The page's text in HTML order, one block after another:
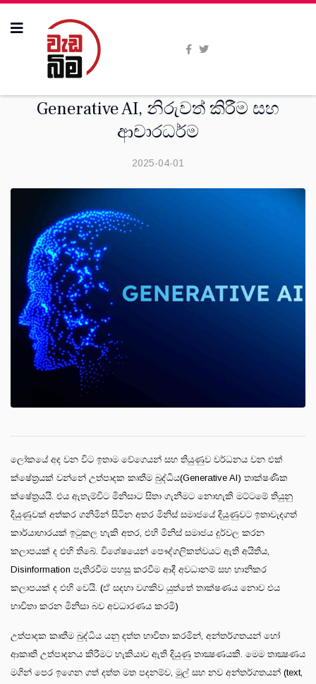
Generative AI, නිරුවත් කිරීම සහ
ආචාරධර්ම
2025-04-01
ලෝකයේ අද වන විට ඉතාම වේගෙයන් සහ තියුණුව වර්ධනය වන එක්
ක්ෂේත්‍රයක් වන්නේ උත්පාදක කෘතීම බුද්ධිය(Generative AI) තාක්ෂණික
ක්ෂේත්‍රයයි. එය ඇතැම්විට මිනිසාට සිතා ගැනීමට නොහැකි මට්ටමේ තියුනු
දියුණුවක් අත්කර ගනිමින් සිටින අතර මිනිස් සමාජයේ දියුණුවට ඉතාවැදගත්
කාර්යාභාරයක් ඉටුකල හැකි අතර, එහි මිනිස් සමාජය දුර්වල කරන
කලාපයක් ද එහි තිබේ. විශේෂයෙන් පෞද්ගලිකත්වයට ඇති අයිතිය,
Disinformation පැතිරවීම පහසු කරවීම ආදී අවධානම් සහ හානිකර
කලාපයක් ද එහි වෙයි. (ඒ සදහා වගකිව යුත්තේ තාක්ෂණය නොව එය
භාවිතා කරන මිනිසා බව අවධාරණය කරමි)
උත්පාදක කෘතීම බුද්ධිය යනු දත්ත භාවිතා කරමින්, අන්තර්ගතයන් හෝ
ආකෘති උත්පාදනය කිරීමට හැකියාව ඇති දියුණු තාක්‍ෂණයකි. මෙම තාක්‍ෂණය
මගින් පෙර ඉගෙන ගත් දත්ත මත පදනම්ව, මුල් සහ නව අන්තර්ගතයන් (text,